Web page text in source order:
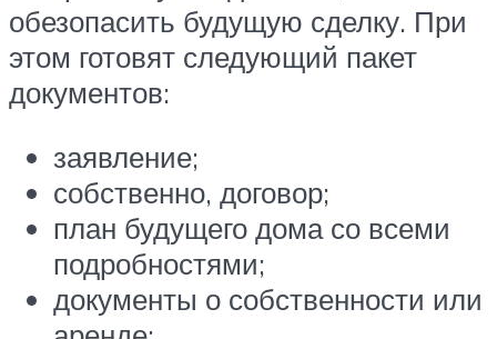
обезопасить будущую сделку. При
этом готовят следующий пакет
документов:
заявление;
собственно, договор;
план будущего дома со всеми
подробностями;
документы о собственности или